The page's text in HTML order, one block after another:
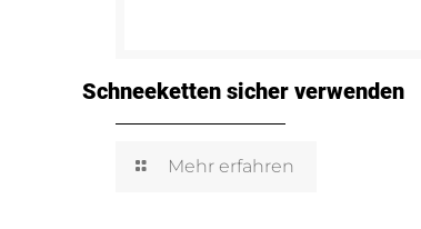
Schneeketten sicher verwenden
Mehr erfahren